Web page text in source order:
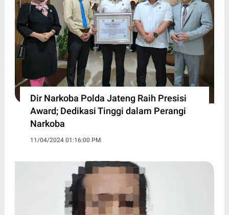
Dir Narkoba Polda Jateng Raih Presisi
Award; Dedikasi Tinggi dalam Perangi
Narkoba
11/04/2024 01:16:00 PM